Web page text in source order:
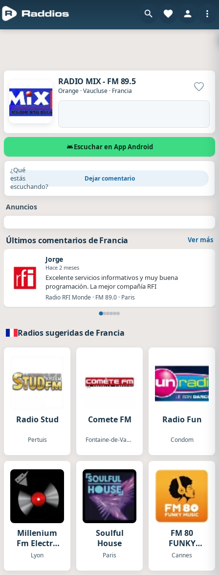
RADIO MIX - FM 89.5
Orange ·Vaucluse · Francia
Escuchar en App Android
¿Qué
estás
escuchando?
Dejar comentario
Anuncios
Últimos comentarios de Francia Ver más
Jorge
Hace 2 meses
Excelente servicios informativos y muy buena
programación. La mejor compañía RFI
Radio RFI Monde · FM 89.0 · Paris
Radios sugeridas de Francia
Radio Stud
Pertuis
Comete FM
Fontaine-de-Vaucluse
Radio Fun
Condom
Millenium
Fm Electro
DJ webradio
Lyon
Soulful
House
Paris
FM 80
FUNKY
MUSIC
Cannes